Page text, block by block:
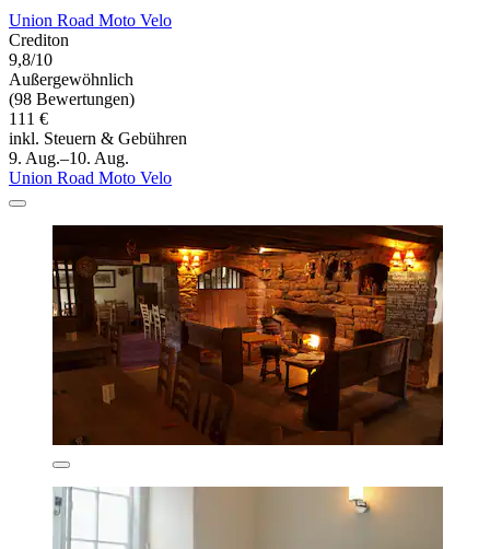
Union Road Moto Velo
Crediton
9,8/10
Außergewöhnlich
(98 Bewertungen)
111 €
inkl. Steuern & Gebühren
9. Aug.–10. Aug.
Union Road Moto Velo